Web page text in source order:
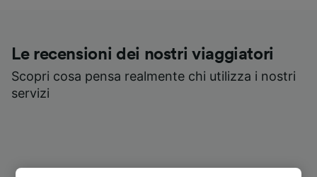
Le recensioni dei nostri viaggiatori
Scopri cosa pensa realmente chi utilizza i nostri
servizi